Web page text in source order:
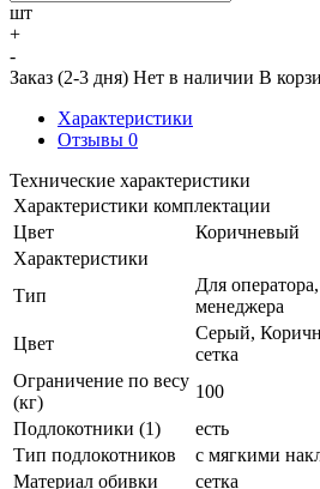
шт
+
-
Заказ (2-3 дня) Нет в наличии В
Характеристики
Отзывы 0
Технические характеристики
Характеристики комплектации
Цвет
Коричневый
Характеристики
Тип
Для
менеджера
Цвет
Серый,
сетка
Ограничение по весу
(кг)
100
Подлокотники (1)
есть
Тип подлокотников
с мягкими
Материал обивки
сетка